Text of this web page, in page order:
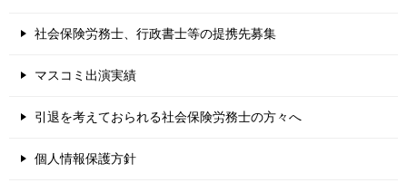
社会保険労務士、行政書士等の提携先募集
マスコミ出演実績
引退を考えておられる社会保険労務士の方々へ
個人情報保護方針